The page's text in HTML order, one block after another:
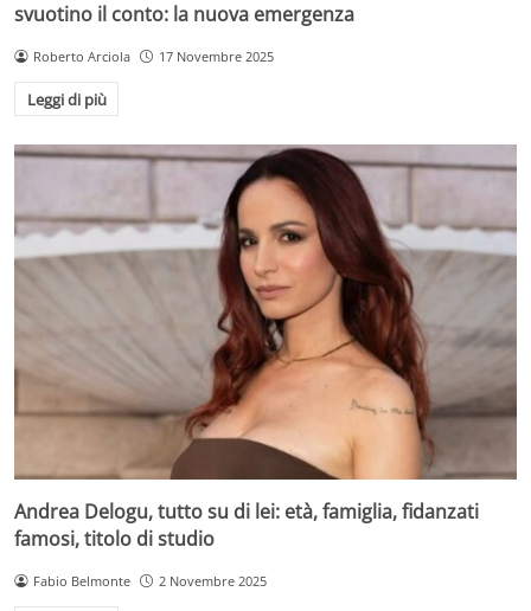
svuotino il conto: la nuova emergenza
Roberto Arciola 17 Novembre 2025
Leggi di più
Andrea Delogu, tutto su di lei: età, famiglia, fidanzati
famosi, titolo di studio
Fabio Belmonte 2 Novembre 2025